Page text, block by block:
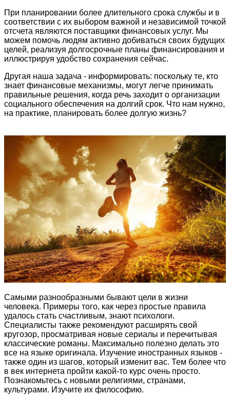
При планировании более длительного срока службы и в
соответствии с их выбором важной и независимой точкой
отсчета являются поставщики финансовых услуг. Мы
можем помочь людям активно добиваться своих будущих
целей, реализуя долгосрочные планы финансирования и
иллюстрируя удобство сохранения сейчас.
Другая наша задача - информировать: поскольку те, кто
знает финансовые механизмы, могут легче принимать
правильные решения, когда речь заходит о организации
социального обеспечения на долгий срок. Что нам нужно,
на практике, планировать более долгую жизнь?
Самыми разнообразными бывают цели в жизни
человека. Примеры того, как через простые правила
удалось стать счастливым, знают психологи.
Специалисты также рекомендуют расширять свой
кругозор, просматривая новые сериалы и перечитывая
классические романы. Максимально полезно делать это
все на языке оригинала. Изучение иностранных языков -
также один из шагов, который изменит вас. Тем более что
в век интернета пройти какой-то курс очень просто.
Познакомьтесь с новыми религиями, странами,
культурами. Изучите их философию.